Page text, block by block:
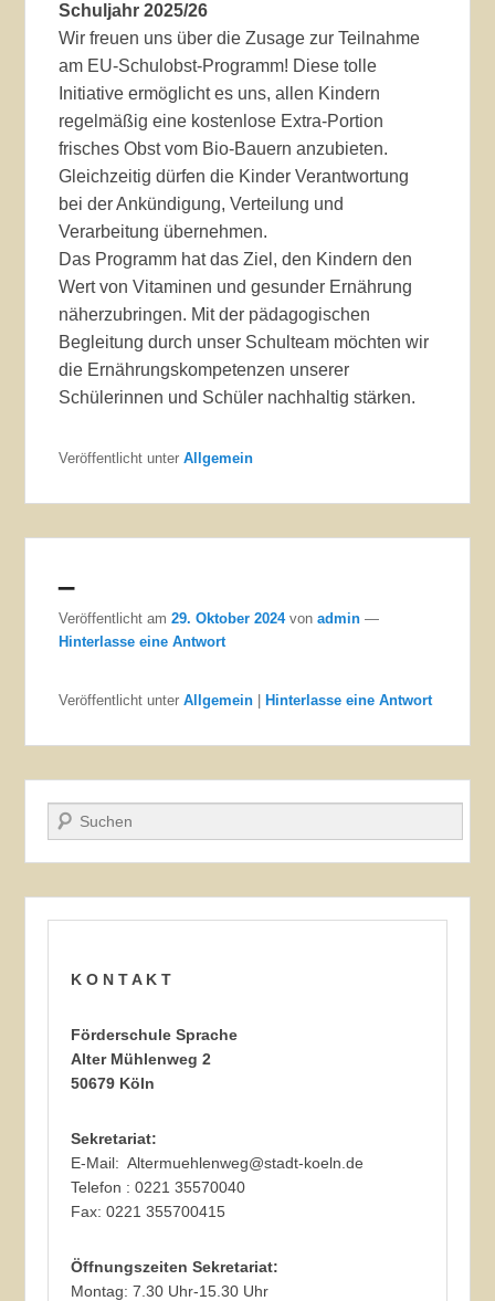
Schuljahr 2025/26
Wir freuen uns über die Zusage zur Teilnahme
am EU-Schulobst-Programm! Diese tolle
Initiative ermöglicht es uns, allen Kindern
regelmäßig eine kostenlose Extra-Portion
frisches Obst vom Bio-Bauern anzubieten.
Gleichzeitig dürfen die Kinder Verantwortung
bei der Ankündigung, Verteilung und
Verarbeitung übernehmen.
Das Programm hat das Ziel, den Kindern den
Wert von Vitaminen und gesunder Ernährung
näherzubringen. Mit der pädagogischen
Begleitung durch unser Schulteam möchten wir
die Ernährungskompetenzen unserer
Schülerinnen und Schüler nachhaltig stärken.
Veröffentlicht unter Allgemein
–
Veröffentlicht am29. Oktober 2024 vonadmin —
Hinterlasse eine Antwort
Veröffentlicht unter Allgemein Hinterlasse eine Antwort
Suchen
K O N T A K T
Förderschule Sprache
Alter Mühlenweg 2
50679 Köln
Sekretariat:
E-Mail: Altermuehlenweg@stadt-koeln.de
Telefon : 0221 35570040
Fax: 0221 355700415
Öffnungszeiten Sekretariat:
Montag: 7.30 Uhr-15.30 Uhr